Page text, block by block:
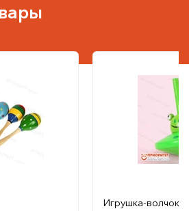
Игрушка-волчок